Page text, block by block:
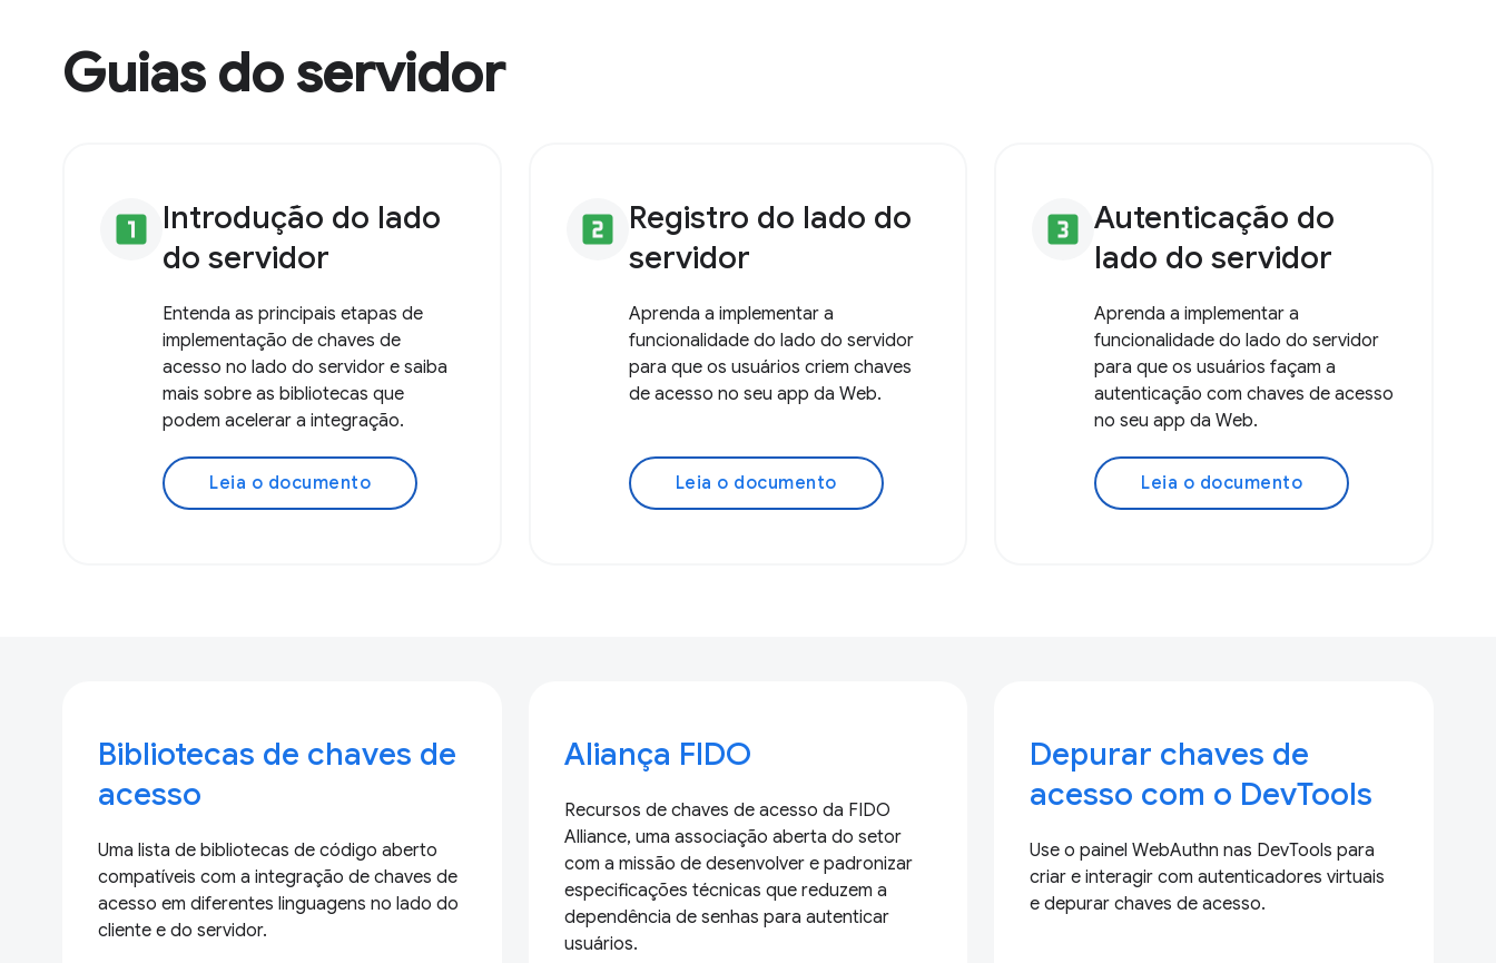
Guias do servidor
looks_one Introdução do lado
do servidor
Entenda as principais etapas de
implementação de chaves de
acesso no lado do servidor e saiba
mais sobre as bibliotecas que
podem acelerar a integração.
Leia o documento
looks_two Registro do lado do
servidor
Aprenda a implementar a
funcionalidade do lado do servidor
para que os usuários criem chaves
de acesso no seu app da Web.
Leia o documento
looks_3 Autenticação do
lado do servidor
Aprenda a implementar a
funcionalidade do lado do servidor
para que os usuários façam a
autenticação com chaves de acesso
no seu app da Web.
Leia o documento
Bibliotecas de chaves de
acesso
Uma lista de bibliotecas de código aberto
compatíveis com a integração de chaves de
acesso em diferentes linguagens no lado do
cliente e do servidor.
Aliança FIDO
Recursos de chaves de acesso da FIDO
Alliance, uma associação aberta do setor
com a missão de desenvolver e padronizar
especificações técnicas que reduzem a
dependência de senhas para autenticar
usuários.
Depurar chaves de
acesso com o DevTools
Use o painel WebAuthn nas DevTools para
criar e interagir com autenticadores virtuais
e depurar chaves de acesso.